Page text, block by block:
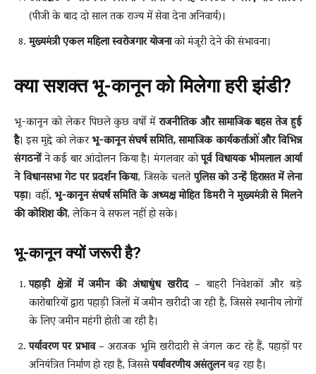
(पीजी के बाद दो साल तक राज्य में सेवा देना अनिवार्य)।
मुख्यमंत्री एकल महिला स्वरोजगार योजनाको मंजूरी देने की संभावना।
क्या सशक्त भू-कानून को मिलेगा हरी झंडी?
भू-कानून को लेकर पिछले कुछ वर्षों मेंराजनीतिक और सामाजिक बहस तेज हुई
है। इस मुद्दे को लेकरभू-कानून संघर्ष समिति, सामाजिक कार्यकर्ताओं और विभिन्न
संगठनोंने कई बार आंदोलन किया है। मंगलवार कोपूर्व विधायक भीमलाल आर्या
ने विधानसभा गेट पर प्रदर्शन किया, जिसके चलतेपुलिस को उन्हें हिरासत में लेना
पड़ा। वहीं,भू-कानून संघर्ष समिति के अध्यक्ष मोहित डिमरी ने मुख्यमंत्री से मिलने
की कोशिश की, लेकिन वे सफल नहीं हो सके।
भू-कानून क्यों जरूरी है?
पहाड़ी क्षेत्रों में जमीन की अंधाधुंध खरीद– बाहरी निवेशकों और बड़े
कारोबारियों द्वारा पहाड़ी जिलों में जमीन खरीदी जा रही है, जिससे स्थानीय लोगों
के लिए जमीन महंगी होती जा रही है।
पर्यावरण पर प्रभाव– अराजक भूमि खरीदारी से जंगल कट रहे हैं, पहाड़ों पर
अनियंत्रित निर्माण हो रहा है, जिससेपर्यावरणीय असंतुलनबढ़ रहा है।